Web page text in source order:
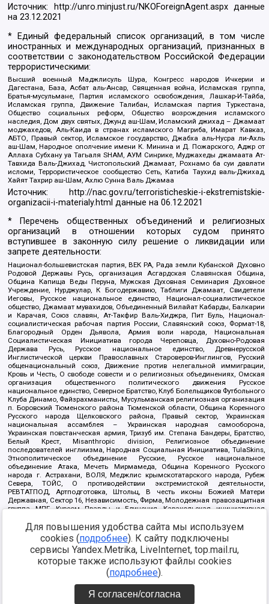
Источник: http://unro.minjust.ru/NKOForeignAgent.aspxданные
на23.12.2021
* Единый федеральный список организаций, в том числе
иностранных и международных организаций, признанных в
соответствии с законодательством Российской Федерации
террористическими:
Высший военный Маджлисуль Шура, Конгресс народов Ичкерии и
Дагестана, База, Асбат аль-Ансар, Священная война, Исламская группа,
Братья-мусульмане, Партия исламского освобождения, Лашкар-И-Тайба,
Исламская группа, Движение Талибан, Исламская партия Туркестана,
Общество социальных реформ, Общество возрождения исламского
наследия, Дом двух святых, Джунд аш-Шам, Исламский джихад – Джамаат
моджахедов, Аль-Каида в странах исламского Магриба, Имарат Кавказ,
АБТО, Правый сектор, Исламское государство, Джабха аль-Нусра ли-Ахль
аш-Шам, Народное ополчение имени К. Минина и Д. Пожарского, Аджр от
Аллаха Субхану уа Тагьаля SHAM, АУМ Синрике, Муджахеды джамаата Ат-
Тавхида Валь-Джихад, Чистопольский Джамаат, Рохнамо ба суи давлати
исломи, Террористическое сообщество Сеть, Катиба Таухид валь-Джихад,
Хайят Тахрир аш-Шам, Ахлю Сунна Валь Джамаа
Источник:
http://nac.gov.ru/terroristicheskie-i-ekstremistskie-
organizacii-i-materialy.html данные на06.12.2021
* Перечень общественных объединений и религиозных
организаций в отношении которых судом принято
вступившее в законную силу решение о ликвидации или
запрете деятельности:
Национал-большевистская партия, ВЕК РА, Рада земли Кубанской Духовно
Родовой Державы Русь, организация Асгардская Славянская Община,
Община Капища Веды Перуна, Мужская Духовная Семинария Духовное
Учреждение, Нурджулар, К Богодержавию, Таблиги Джамаат, Свидетели
Иеговы, Русское национальное единство, Национал-социалистическое
общество, Джамаат мувахидов, Объединенный Вилайат Кабарды, Балкарии
и Карачая, Союз славян, Ат-Такфир Валь-Хиджра, Пит Буль, Национал-
социалистическая рабочая партия России, Славянский союз, Формат-18,
Благородный Орден Дьявола, Армия воли народа, Национальная
Социалистическая Инициатива города Череповца, Духовно-Родовая
Держава Русь, Русское национальное единство, Древнерусской
Инглистической церкви Православных Староверов-Инглингов, Русский
общенациональный союз, Движение против нелегальной иммиграции,
Кровь и Честь, О свободе совести и о религиозных объединениях, Омская
организация общественного политического движения Русское
национальное единство, Северное Братство, Клуб Болельщиков Футбольного
Клуба Динамо, Файзрахманисты, Мусульманская религиозная организация
п. Боровский Тюменского района Тюменской области, Община Коренного
Русского народа Щелковского района, Правый сектор, Украинская
национальная ассамблея – Украинская народная самооборона,
Украинская повстанческая армия, Тризуб им. Степана Бандеры, Братство,
Белый Крест, Misanthropic division, Религиозное объединение
последователей инглиизма, Народная Социальная Инициатива, TulaSkins,
Этнополитическое объединение Русские, Русское национальное
объединение Атака, Мечеть Мирмамеда, Община Коренного Русского
народа г. Астрахани, ВОЛЯ, Меджлис крымскотатарского народа, Рубеж
Севера, ТОЙС, О противодействии экстремистской деятельности,
РЕВТАТПОД, Артподготовка, Штольц, В честь иконы Божией Матери
Державная, Сектор 16, Независимость, Фирма, Молодежная правозащитная
группа МПГ, Курсом Правды и Единения, Каракольская инициативная
Благотворительный пансионат Ак Умут, Русская республика Русь,
Арестантское уголовное единство, Башкорт, Нация и свобода, W.H.С., Фалунь
Дафа, Иртыш Ultras, Русский Патриотический клуб-Новокузнецк/РПК,
Сибирский державный союз, Фонд борьбы с коррупцией, Фонд защиты прав
граждан, Штабы Навального, Совет граждан СССР Прикубанского округа г.
Краснодара
https://minjust.gov.ru/ru/documents/7822/
Для повышения удобства сайта мы используем
cookies (подробнее). К сайту подключены
сервисы Yandex.Metrika, LiveInternet, top.mail.ru,
которые также используют файлы cookies
(подробнее).
Я согласен/согласна